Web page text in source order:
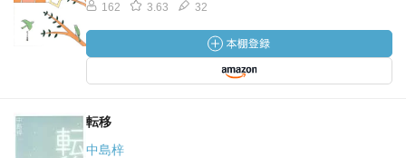
162 3.63 32
転移
中島梓